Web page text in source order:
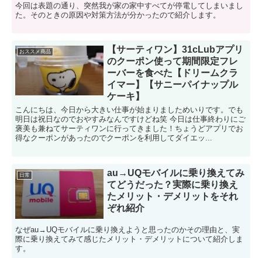
今回は表題の通り、突然我が家の家中すべてが停電してしまいまし
た。そのときの原因や対策方法が分かったので紹介します。
おススメ商品
【サーティワン】31cLubアプリ
のクーポン使って期間限定フレ
ーバーを食べた【ドリームクラ
イマー】【サニーパイナップル
ケーキ】
こんにちは、今日から大きい仕事が始まりましためいりです。でも
明日は祝日なのでおやすみなんですけどね笑 今日は仕事終わりにご
褒美も兼ねてサーティワンに行ってきました！ちょうどアプリでお
得なクーポンがあったのでクーポンを利用してダイエッ...
日常
au→UQモバイルに乗り換えてみ
てどうだった？実際に乗り換え
たメリット・デメリットをそれ
ぞれ紹介
なぜau→UQモバイルに乗り換えようと思ったのかその理由と、実
際に乗り換えてみて感じたメリット・デメリットについて紹介しま
す。